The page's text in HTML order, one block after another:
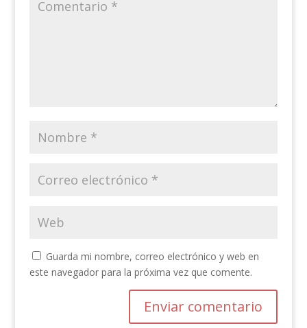
Guarda mi nombre, correo electrónico y web en
este navegador para la próxima vez que comente.